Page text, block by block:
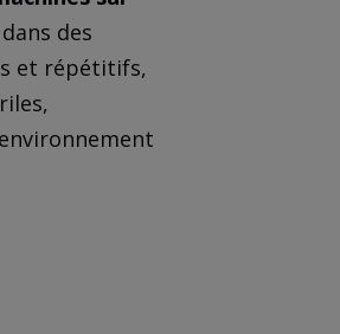
des
et répétitifs,